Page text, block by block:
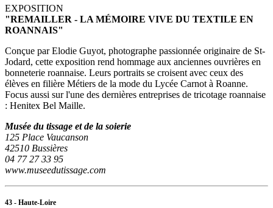
EXPOSITION
"REMAILLER - LA MÉMOIRE VIVE DU TEXTILE EN
ROANNAIS"
Conçue par Elodie Guyot, photographe passionnée originaire de St-
Jodard, cette exposition rend hommage aux anciennes ouvrières en
bonneterie roannaise. Leurs portraits se croisent avec ceux des
élèves en filière Métiers de la mode du Lycée Carnot à Roanne.
Focus aussi sur l'une des dernières entreprises de tricotage roannaise
: Henitex Bel Maille.
Musée du tissage et de la soierie
125 Place Vaucanson
42510 Bussières
04 77 27 33 95
www.museedutissage.com
43 - Haute-Loire